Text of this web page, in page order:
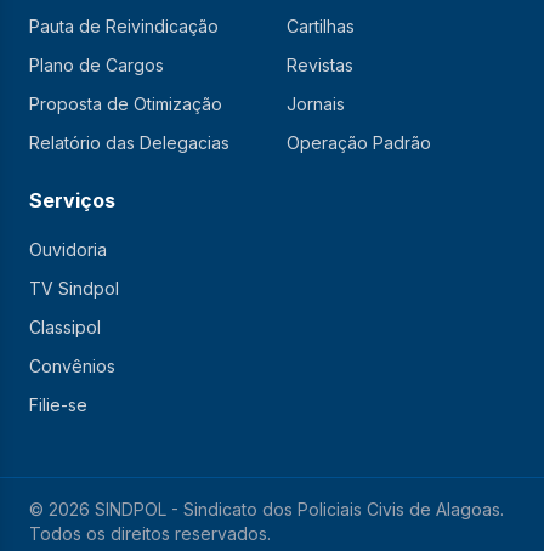
Pauta de Reivindicação
Plano de Cargos
Proposta de Otimização
Relatório das Delegacias
Cartilhas
Revistas
Jornais
Operação Padrão
Serviços
Ouvidoria
TV Sindpol
Classipol
Convênios
Filie-se
© 2026 SINDPOL - Sindicato dos Policiais Civis de Alagoas.
Todos os direitos reservados.